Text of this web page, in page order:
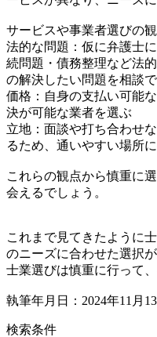
サービスや事業者選びの
法的な問題：仮に弁護士
続問題・債務整理など法
の解決したい問題を相談
価格：自身の支払い可能
決が可能な業者を選ぶ
立地：面談や打ち合わせ
るため、通いやすい場所
これらの観点から慎重に
会えるでしょう。
これまで見てきたように
のニーズに合わせた選択が
士業選びは慎重に行って
執筆年月日：2024年11月13
検索条件